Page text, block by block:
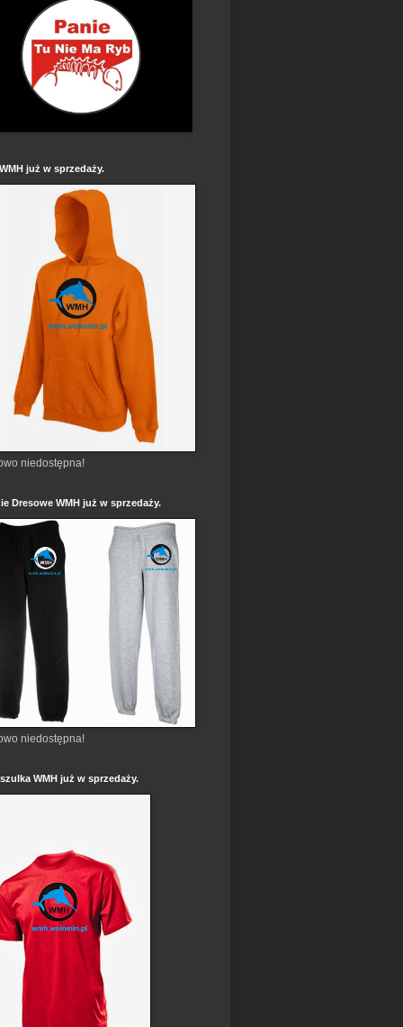
już w sprzedaży.
niedostępna!
Dresowe WMH już w sprzedaży.
niedostępna!
WMH już w sprzedaży.